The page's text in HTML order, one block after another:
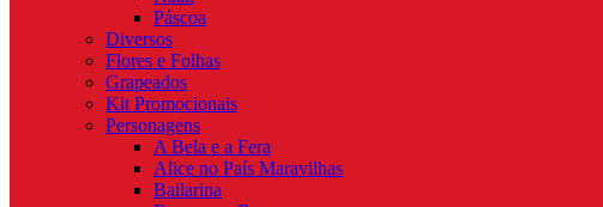
Páscoa
Diversos
Flores e Folhas
Grapeados
Kit Promocionais
Personagens
A Bela e a Fera
Alice no País Maravilhas
Bailarina